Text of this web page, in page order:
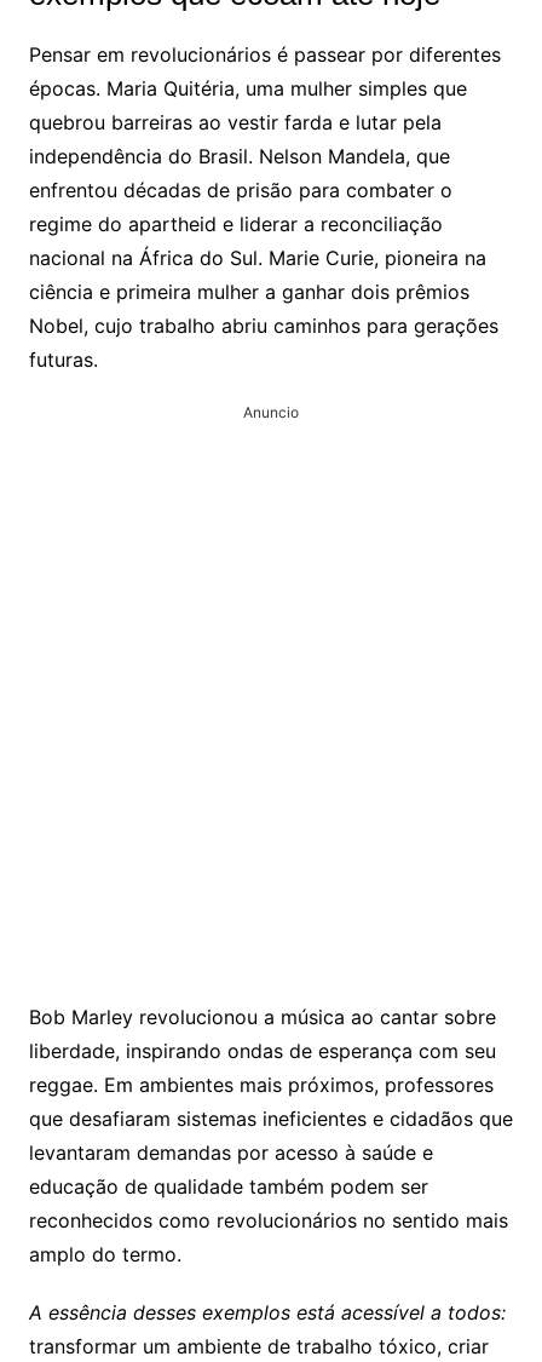
Pensar em revolucionários é passear por diferentes
épocas. Maria Quitéria, uma mulher simples que
quebrou barreiras ao vestir farda e lutar pela
independência do Brasil. Nelson Mandela, que
enfrentou décadas de prisão para combater o
regime do apartheid e liderar a reconciliação
nacional na África do Sul. Marie Curie, pioneira na
ciência e primeira mulher a ganhar dois prêmios
Nobel, cujo trabalho abriu caminhos para gerações
futuras.
Anuncio
Bob Marley revolucionou a música ao cantar sobre
liberdade, inspirando ondas de esperança com seu
reggae. Em ambientes mais próximos, professores
que desafiaram sistemas ineficientes e cidadãos que
levantaram demandas por acesso à saúde e
educação de qualidade também podem ser
reconhecidos como revolucionários no sentido mais
amplo do termo.
A essência desses exemplos está acessível a todos:
transformar um ambiente de trabalho tóxico, criar